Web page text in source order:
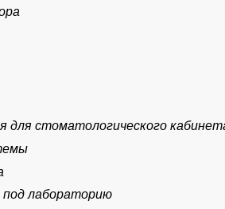
для стоматологического
под лабораторию